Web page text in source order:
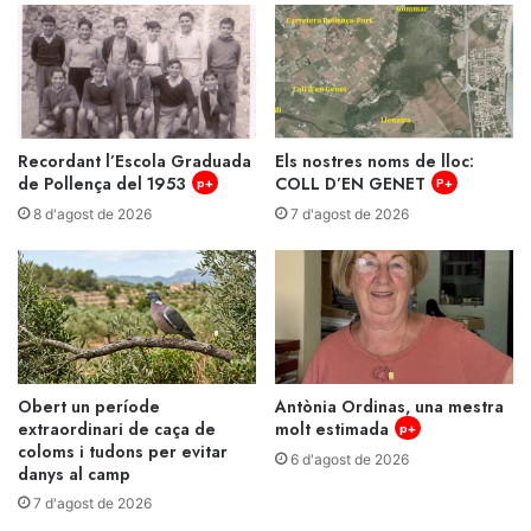
Recordant l’Escola Graduada
de Pollença del 1953
p+
8 d'agost de 2026
Els nostres noms de lloc:
COLL D’EN GENET
P+
7 d'agost de 2026
Obert un període
extraordinari de caça de
coloms i tudons per evitar
danys al camp
7 d'agost de 2026
Antònia Ordinas, una mestra
molt estimada
p+
6 d'agost de 2026